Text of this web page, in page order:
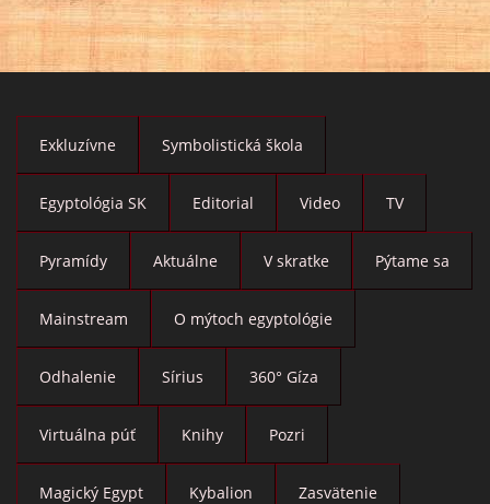
Exkluzívne Symbolistická škola
Egyptológia SK Editorial Video TV
Pyramídy Aktuálne V skratke Pýtame sa
Mainstream O mýtoch egyptológie
Odhalenie Sírius 360° Gíza
Virtuálna púť Knihy Pozri
Magický Egypt Kybalion Zasvätenie